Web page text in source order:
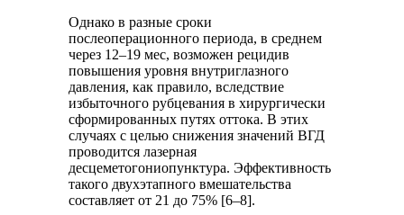
Однако в разные сроки
послеоперационного периода, в среднем
через 12–19 мес, возможен рецидив
повышения уровня внутриглазного
давления, как правило, вследствие
избыточного рубцевания в хирургически
сформированных путях оттока. В этих
случаях с целью снижения значений ВГД
проводится лазерная
десцеметогониопунктура. Эффективность
такого двухэтапного вмешательства
составляет от 21 до 75% [6–8].